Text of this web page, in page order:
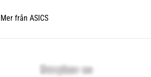
Mer från ASICS